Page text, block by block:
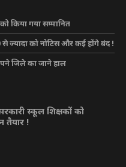
किया गया सम्मानित
ज्यादा को नोटिस और कई होंगे बंद !
जिले का जाने हाल
स्कूल शिक्षकों को
तैयार !